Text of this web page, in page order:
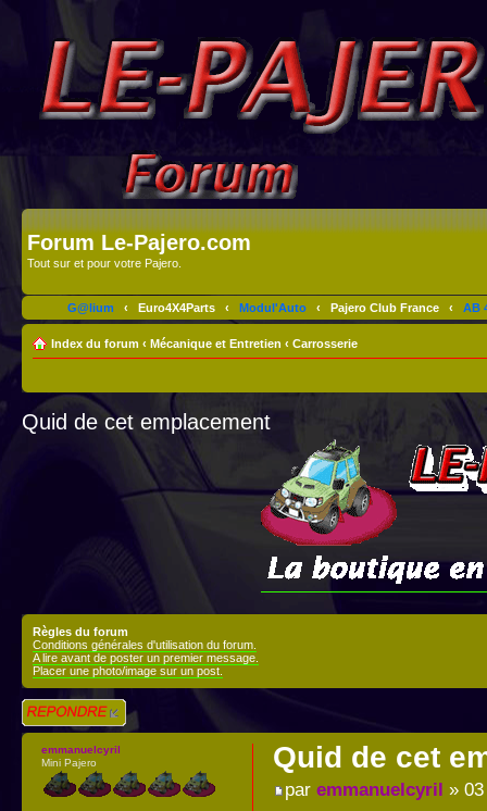
Forum Le-Pajero.com
Tout sur et pour votre Pajero.
G@lium ‹ Euro4X4Parts ‹ Modul'Auto ‹ Pajero Club France ‹ AB
Index du forum ‹ Mécanique et Entretien ‹ Carrosserie
Quid de cet emplacement
Règles du forum
Conditions générales d'utilisation du forum.
A lire avant de poster un premier message.
Placer une photo/image sur un post.
Répondre
Quid de cet
par emmanuelcyril »
emmanuelcyril
Mini Pajero